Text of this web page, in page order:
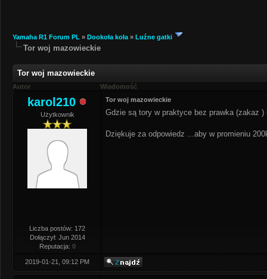
Yamaha R1 Forum PL » Dookoła koła » Luźne gatki
Tor woj mazowieckie
Tor woj mazowieckie
Autor Wiadomość
karol210
Użytkownik
Liczba postów: 172
Dołączył: Jun 2014
Reputacja: 0
Tor woj mazowieckie
Gdzie są tory w praktyce bez prawka (zakaz )
Dziękuje za odpowiedz ...aby w promieniu
2019-01-21, 09:12 PM